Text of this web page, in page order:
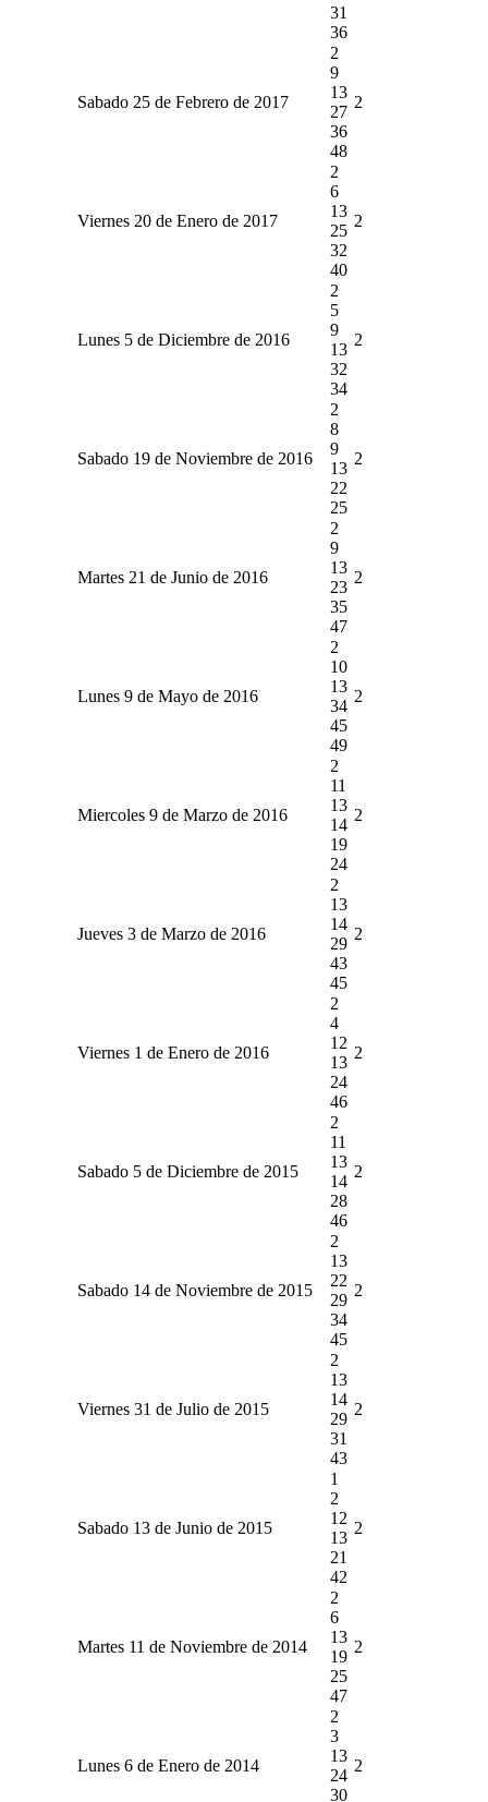
31
36
Sabado 25 de Febrero de 2017
2
9
13
27
36
48
2
Viernes 20 de Enero de 2017
2
6
13
25
32
40
2
Lunes 5 de Diciembre de 2016
2
5
9
13
32
34
2
Sabado 19 de Noviembre de 2016
2
8
9
13
22
25
2
Martes 21 de Junio de 2016
2
9
13
23
35
47
2
Lunes 9 de Mayo de 2016
2
10
13
34
45
49
2
Miercoles 9 de Marzo de 2016
2
11
13
14
19
24
2
Jueves 3 de Marzo de 2016
2
13
14
29
43
45
2
Viernes 1 de Enero de 2016
2
4
12
13
24
46
2
Sabado 5 de Diciembre de 2015
2
11
13
14
28
46
2
Sabado 14 de Noviembre de 2015
2
13
22
29
34
45
2
Viernes 31 de Julio de 2015
2
13
14
29
31
43
2
Sabado 13 de Junio de 2015
1
2
12
13
21
42
2
Martes 11 de Noviembre de 2014
2
6
13
19
25
47
2
Lunes 6 de Enero de 2014
2
3
13
24
30
2